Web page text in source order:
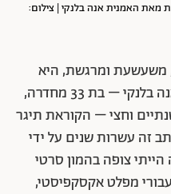
מאת האמנית אנה בלנקי | צילום:
משעשעת ומרגשת, היא
סדרת עבודותיה של המאיירת אנה בלנקי – בת 33 מחדרה,
וחצי – הקוראת תיגר
זה עשרות שנים על ידי
הייתי צופה בהמון סרטי
מפלט אקסקפיסטי,